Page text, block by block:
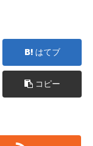
はてブ
コピー